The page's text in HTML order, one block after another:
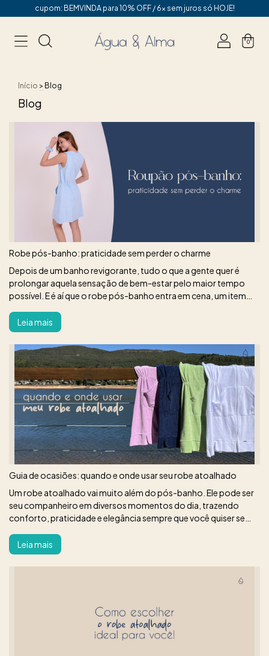
cupom: BEMVINDA para 10% OFF / 6x sem juros só HOJE!
0
Início > Blog
Blog
Robe pós-banho: praticidade sem perder o charme
Depois de um banho revigorante, tudo o que a gente quer é
prolongar aquela sensação de bem-estar pelo maior tempo
possível. E é aí que o robe pós-banho entra em cena, um item
verdadeiro aliado n
Leia mais
Guia de ocasiões: quando e onde usar seu robe atoalhado
Um robe atoalhado vai muito além do pós-banho. Ele pode ser
seu companheiro em diversos momentos do dia, trazendo
conforto, praticidade e elegância sempre que você quiser se
Leia mais